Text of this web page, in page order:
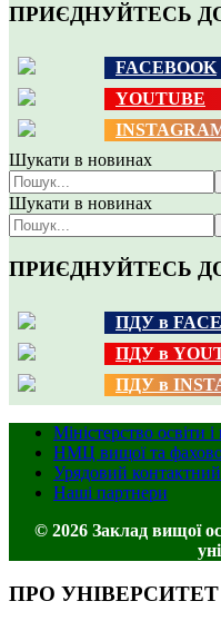
ПРИЄДНУЙТЕСЬ
FACEBOOK
YOUTUBE
Шукати в новинах
Шукати в новинах
ПРИЄДНУЙТЕСЬ
ПДУ в
ПДУ в
ПДУ в
Міністерство освіти
НМЦ вищої та
Урядовий
Наші партнери
© 2026 Заклад вищої
ПРО УНІВЕРСИТЕТ